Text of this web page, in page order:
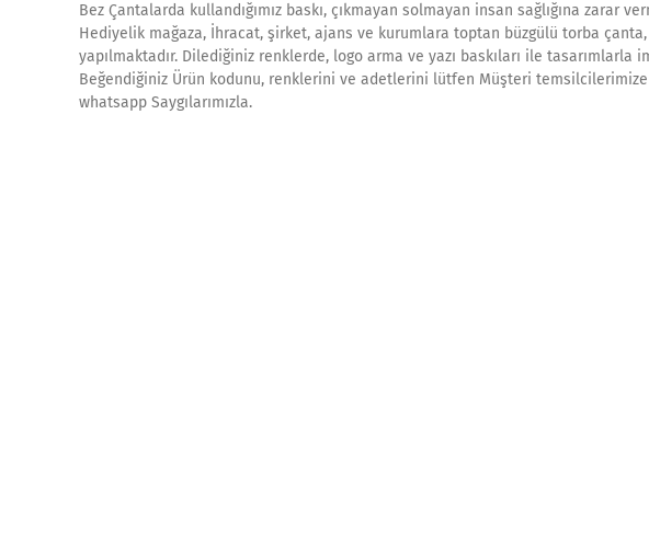
Bez Çantalarda kullandığımız baskı, çıkmayan solmayan insan sağlığına zarar
Hediyelik mağaza, İhracat, şirket, ajans ve kurumlara toptan büzgülü torba
yapılmaktadır. Dilediğiniz renklerde, logo arma ve yazı baskıları ile tasarımlarla
Beğendiğiniz Ürün kodunu, renklerini ve adetlerini lütfen Müşteri temsilcilerimize
whatsapp Saygılarımızla.